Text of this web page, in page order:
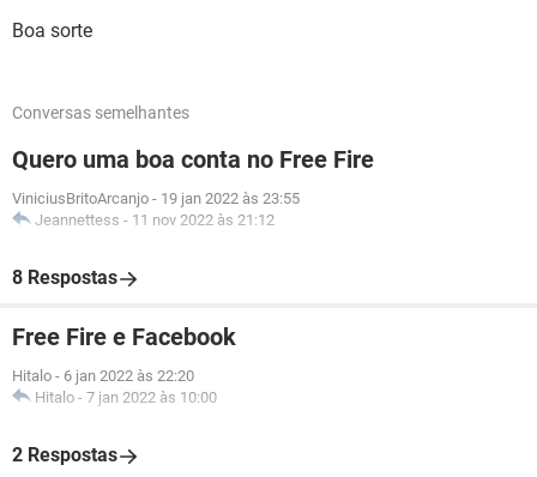
Boa sorte
Conversas semelhantes
Quero uma boa conta no Free Fire
ViniciusBritoArcanjo - 19 jan 2022 às 23:55
Jeannettess - 11 nov 2022 às 21:12
8 Respostas
Free Fire e Facebook
Hitalo - 6 jan 2022 às 22:20
Hitalo - 7 jan 2022 às 10:00
2 Respostas